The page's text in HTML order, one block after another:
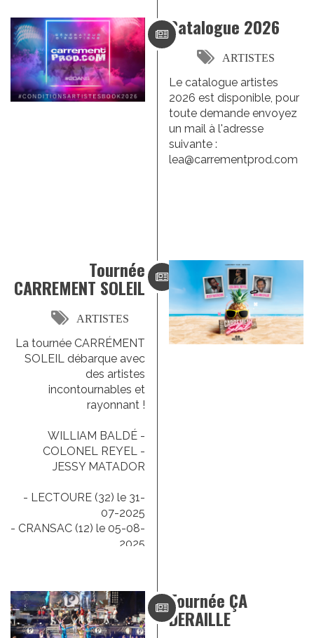
Catalogue 2026
ARTISTES
Le catalogue artistes
2026 est disponible, pour
toute demande envoyez
un mail à l'adresse
suivante :
lea@carrementprod.com
Tournée
CARREMENT SOLEIL
ARTISTES
La tournée CARRÉMENT
SOLEIL débarque avec
des artistes
incontournables et
rayonnant !
WILLIAM BALDÉ -
COLONEL REYEL -
JESSY MATADOR
- LECTOURE (32) le 31-
07-2025
- CRANSAC (12) le 05-08-
2025
Tournée ÇA
DERAILLE